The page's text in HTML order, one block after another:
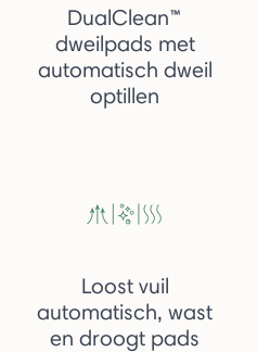
DualClean™
dweilpads met
automatisch dweil
optillen
Loost vuil
automatisch, wast
en droogt pads